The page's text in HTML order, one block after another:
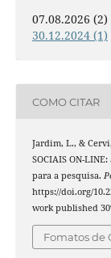
07.08.2026 (2)
30.12.2024 (1)
COMO CITAR
Jardim, L., &
SOCIAIS ON-
para a pesquisa.
https://doi.org/
work published
Fomatos de